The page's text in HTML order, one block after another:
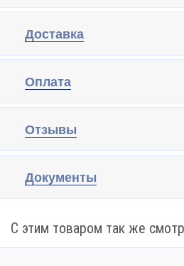
Доставка
Оплата
Отзывы
Документы
С этим товаром так же